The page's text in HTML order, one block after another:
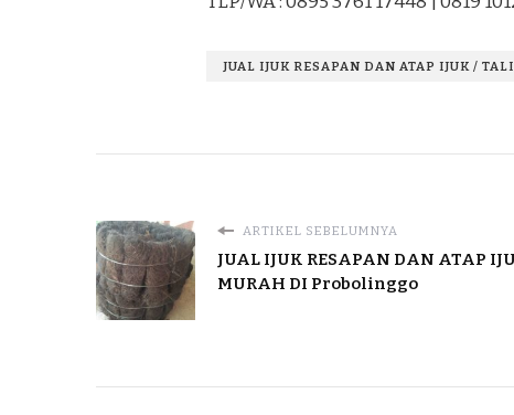
JUAL IJUK RESAPAN DAN ATAP IJUK /
ARTIKEL SEBELUMNYA
JUAL IJUK RESAPAN DAN ATAP
MURAH DI Probolinggo